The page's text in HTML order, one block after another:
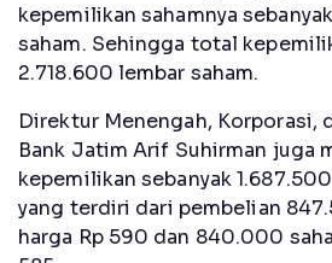
kepemilikan sahamnya
saham. Sehingga total
2.718.600 lembar saham.
Direktur Menengah, Korporasi,
Bank Jatim Arif Suhirman juga
kepemilikan sebanyak
yang terdiri dari pembelian
harga Rp 590 dan 840.000